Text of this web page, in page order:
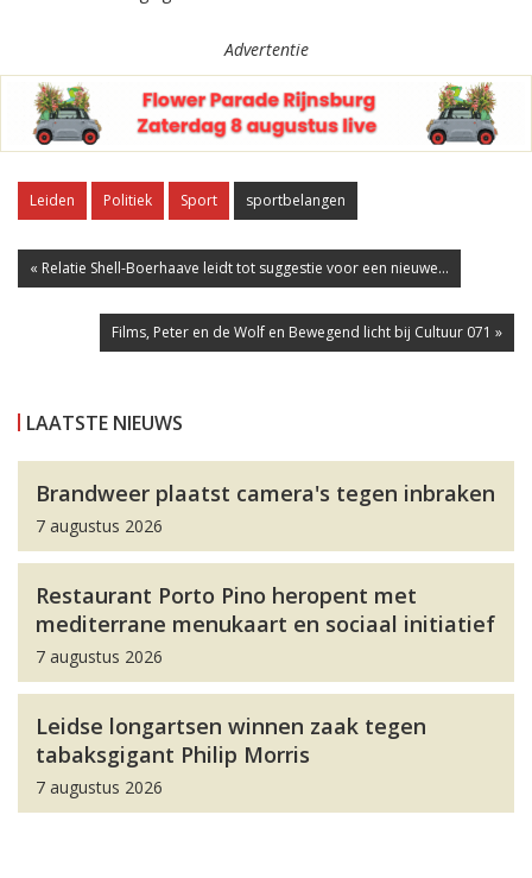
Advertentie
Leiden Politiek Sport sportbelangen
« Relatie Shell-Boerhaave leidt tot suggestie voor een nieuwe...
Films, Peter en de Wolf en Bewegend licht bij Cultuur 071 »
LAATSTE NIEUWS
Brandweer plaatst camera's tegen inbraken
7 augustus 2026
Restaurant Porto Pino heropent met
mediterrane menukaart en sociaal initiatief
7 augustus 2026
Leidse longartsen winnen zaak tegen
tabaksgigant Philip Morris
7 augustus 2026